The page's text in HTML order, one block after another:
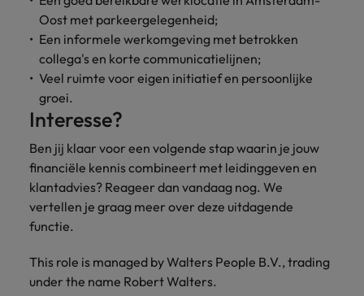
Oost met parkeergelegenheid;
Een informele werkomgeving met betrokken
collega's en korte communicatielijnen;
Veel ruimte voor eigen initiatief en persoonlijke
groei.
Interesse?
Ben jij klaar voor een volgende stap waarin je jouw
financiële kennis combineert met leidinggeven en
klantadvies? Reageer dan vandaag nog. We
vertellen je graag meer over deze uitdagende
functie.
This role is managed by Walters People B.V., trading
under the name Robert Walters.